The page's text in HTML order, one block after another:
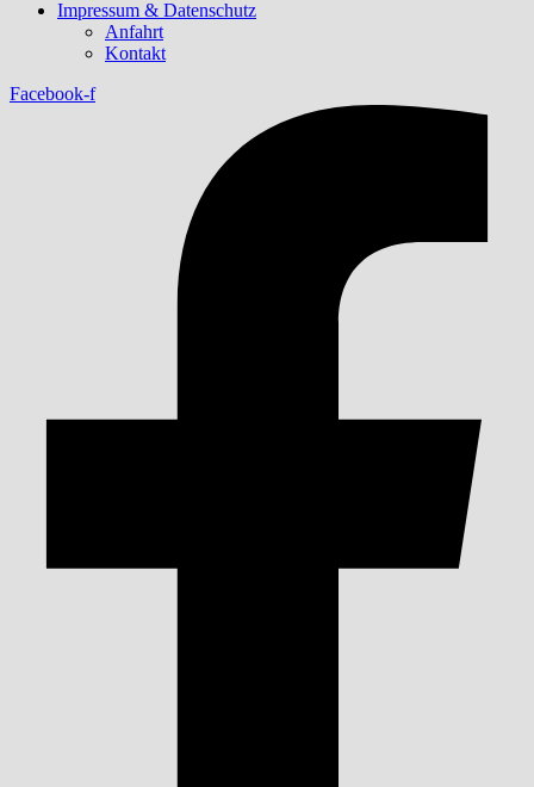
Impressum & Datenschutz
Anfahrt
Kontakt
Facebook-f